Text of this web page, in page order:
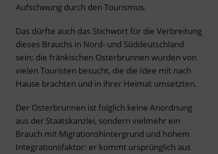
Aufschwung durch den Tourismus.
Das dürfte auch das Stichwort für die Verbreitung
dieses Brauchs in Nord- und Süddeutschland
sein: die fränkischen Osterbrunnen wurden von
vielen Touristen besucht, die die Idee mit nach
Hause brachten und in ihrer Heimat umsetzten.
Der Osterbrunnen ist folglich keine Anordnung
aus der Staatskanzlei, sondern vielmehr ein
Brauch mit Migrationshintergrund und hohem
Integrationsfaktor: er kommt ursprünglich aus